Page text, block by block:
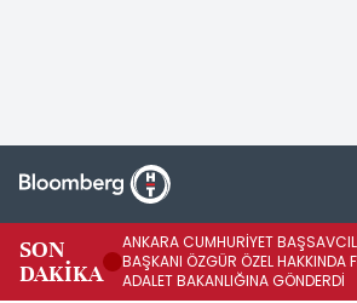
SON
DAKİKA
ANKARA CUMHURİYET
BAŞKANI ÖZGÜR ÖZEL HAKKINDA
ADALET BAKANLIĞINA GÖNDERDİ